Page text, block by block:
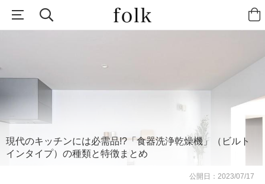
現代のキッチンには必需品!?「食器洗浄乾燥機」（ビルト
インタイプ）の種類と特徴まとめ
公開日：2023/07/17